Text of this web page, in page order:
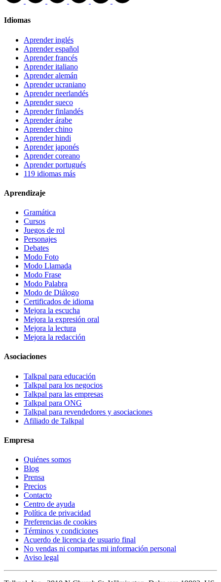
Idiomas
Aprender inglés
Aprender español
Aprender francés
Aprender italiano
Aprender alemán
Aprender ucraniano
Aprender neerlandés
Aprender sueco
Aprender finlandés
Aprender árabe
Aprender chino
Aprender hindi
Aprender japonés
Aprender coreano
Aprender portugués
119 idiomas más
Aprendizaje
Gramática
Cursos
Juegos de rol
Personajes
Debates
Modo Foto
Modo Llamada
Modo Frase
Modo Palabra
Modo de Diálogo
Certificados de idioma
Mejora la escucha
Mejora la expresión oral
Mejora la lectura
Mejora la redacción
Asociaciones
Talkpal para educación
Talkpal para los negocios
Talkpal para las empresas
Talkpal para ONG
Talkpal para revendedores y asociaciones
Afiliado de Talkpal
Empresa
Quiénes somos
Blog
Prensa
Precios
Contacto
Centro de ayuda
Política de privacidad
Preferencias de cookies
Términos y condiciones
Acuerdo de licencia de usuario final
No vendas ni compartas mi información personal
Aviso legal